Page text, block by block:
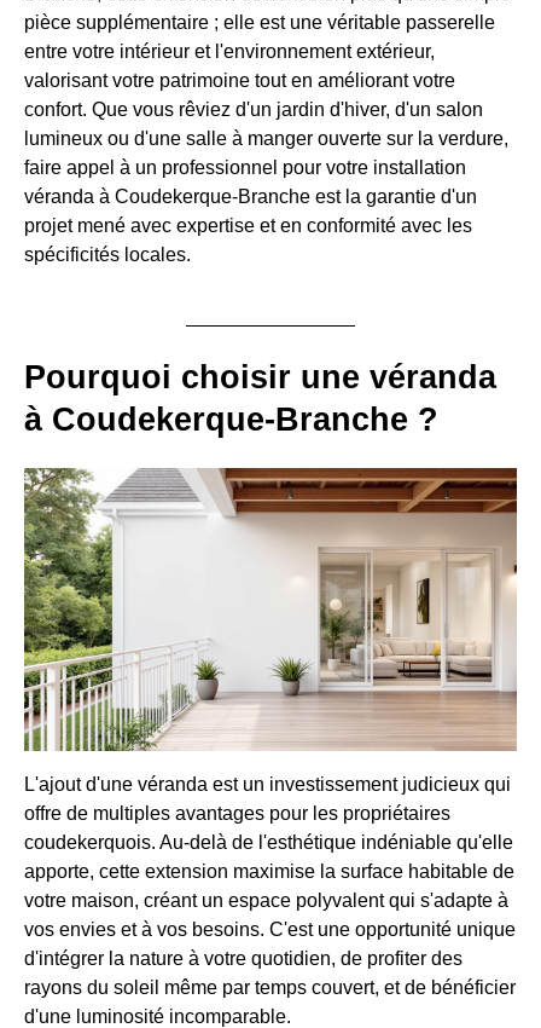
pièce supplémentaire ; elle est une véritable passerelle
entre votre intérieur et l'environnement extérieur,
valorisant votre patrimoine tout en améliorant votre
confort. Que vous rêviez d'un jardin d'hiver, d'un salon
lumineux ou d'une salle à manger ouverte sur la verdure,
faire appel à un professionnel pour votre installation
véranda à Coudekerque-Branche est la garantie d'un
projet mené avec expertise et en conformité avec les
spécificités locales.
Pourquoi choisir une véranda
à Coudekerque-Branche ?
L'ajout d'une véranda est un investissement judicieux qui
offre de multiples avantages pour les propriétaires
coudekerquois. Au-delà de l'esthétique indéniable qu'elle
apporte, cette extension maximise la surface habitable de
votre maison, créant un espace polyvalent qui s'adapte à
vos envies et à vos besoins. C'est une opportunité unique
d'intégrer la nature à votre quotidien, de profiter des
rayons du soleil même par temps couvert, et de bénéficier
d'une luminosité incomparable.